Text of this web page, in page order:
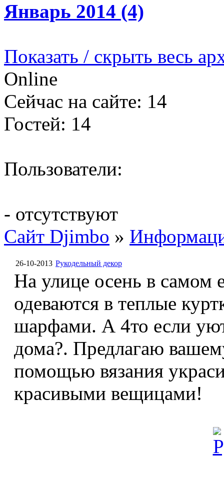
Январь 2014 (4)
Показать / скрыть весь
Online
Сейчас на сайте: 14
Гостей: 14
Пользователи:
- отсутствуют
Сайт Djimbo »
26-10-2013 Рукодельный декор
На улице осень в самом
одеваются в теплые
шарфами. А 4то если
дома?. Предлагаю
помощью вязания
красивыми вещицами!